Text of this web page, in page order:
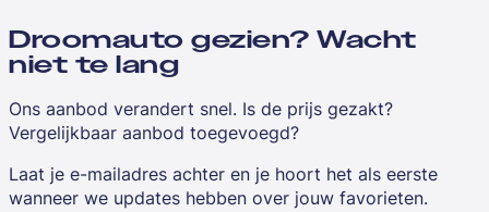
Droomauto gezien? Wacht
niet te lang
Ons aanbod verandert snel. Is de prijs gezakt?
Vergelijkbaar aanbod toegevoegd?
Laat je e-mailadres achter en je hoort het als eerste
wanneer we updates hebben over jouw favorieten.